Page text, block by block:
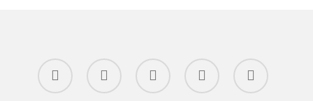
twitter facebook pinterest RSS instagram